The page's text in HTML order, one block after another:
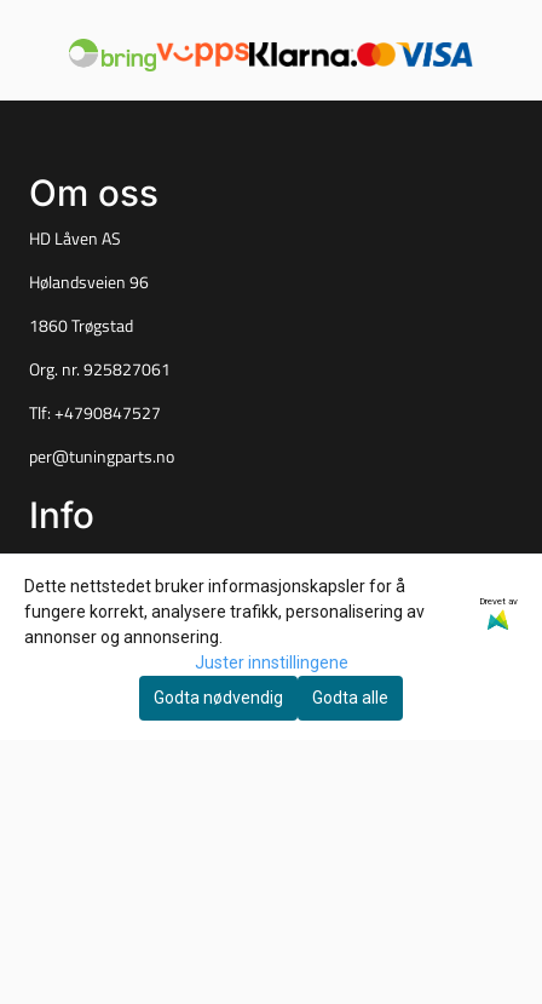
Om oss
HD Låven AS
Hølandsveien 96
1860 Trøgstad
Org. nr. 925827061
Tlf: +4790847527
per@tuningparts.no
Info
Frakt og retur
Personvern
Salgsbetingelser
Nyhetsbrev
Dette nettstedet bruker informasjonskapsler for å
fungere korrekt, analysere trafikk, personalisering av
annonser og annonsering.
Drevet av
Juster innstillingene
Godta nødvendig
Godta alle